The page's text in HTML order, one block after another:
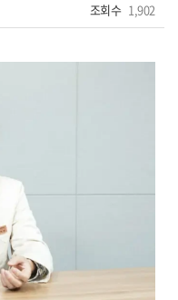
조회수 1,902